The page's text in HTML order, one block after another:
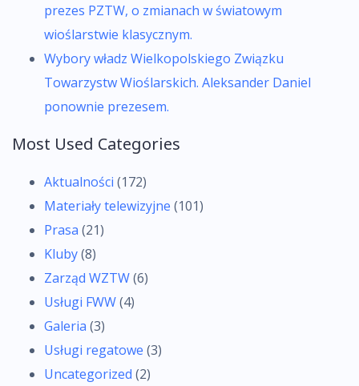
prezes PZTW, o zmianach w światowym
wioślarstwie klasycznym.
Wybory władz Wielkopolskiego Związku
Towarzystw Wioślarskich. Aleksander Daniel
ponownie prezesem.
Most Used Categories
Aktualności (172)
Materiały telewizyjne (101)
Prasa (21)
Kluby(8)
Zarząd WZTW(6)
Usługi FWW(4)
Galeria (3)
Usługi regatowe (3)
Uncategorized (2)